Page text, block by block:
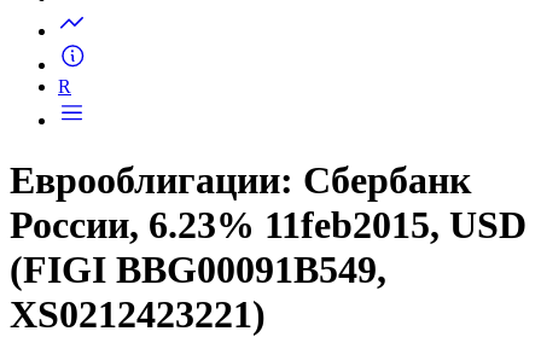
R
Еврооблигации: Сбербанк
России, 6.23% 11feb2015, USD
(FIGI BBG00091B549,
XS0212423221)